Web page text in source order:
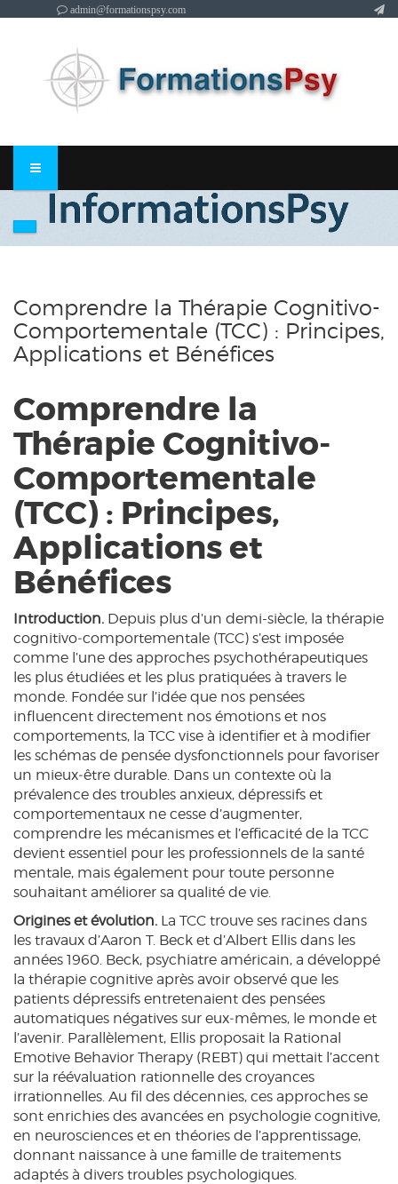
admin@formationspsy.com
Comprendre la Thérapie Cognitivo-
Comportementale (TCC) : Principes,
Applications et Bénéfices
Comprendre la
Thérapie Cognitivo-
Comportementale
(TCC) : Principes,
Applications et
Bénéfices
Introduction. Depuis plus d’un demi-siècle, la thérapie
cognitivo‑comportementale (TCC) s’est imposée
comme l’une des approches psychothérapeutiques
les plus étudiées et les plus pratiquées à travers le
monde. Fondée sur l’idée que nos pensées
influencent directement nos émotions et nos
comportements, la TCC vise à identifier et à modifier
les schémas de pensée dysfonctionnels pour favoriser
un mieux‑être durable. Dans un contexte où la
prévalence des troubles anxieux, dépressifs et
comportementaux ne cesse d’augmenter,
comprendre les mécanismes et l’efficacité de la TCC
devient essentiel pour les professionnels de la santé
mentale, mais également pour toute personne
souhaitant améliorer sa qualité de vie.
Origines et évolution. La TCC trouve ses racines dans
les travaux d’Aaron T. Beck et d’Albert Ellis dans les
années 1960. Beck, psychiatre américain, a développé
la thérapie cognitive après avoir observé que les
patients dépressifs entretenaient des pensées
automatiques négatives sur eux‑mêmes, le monde et
l’avenir. Parallèlement, Ellis proposait la Rational
Emotive Behavior Therapy (REBT) qui mettait l’accent
sur la réévaluation rationnelle des croyances
irrationnelles. Au fil des décennies, ces approches se
sont enrichies des avancées en psychologie cognitive,
en neurosciences et en théories de l’apprentissage,
donnant naissance à une famille de traitements
adaptés à divers troubles psychologiques.